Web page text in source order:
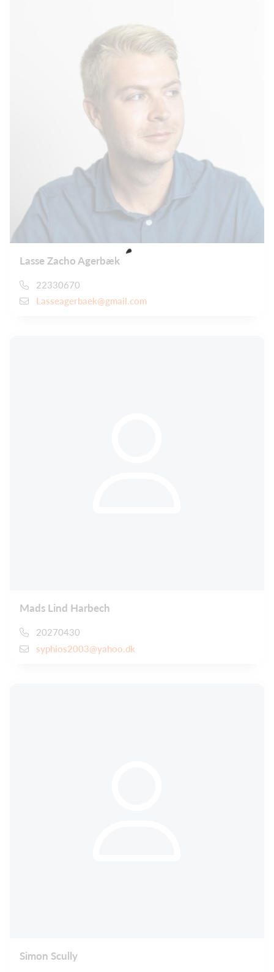
Lasse Zacho Agerbæk
22330670
Lasseagerbaek@gmail.com
Mads Lind Harbech
20270430
syphios2003@yahoo.dk
Simon Scully